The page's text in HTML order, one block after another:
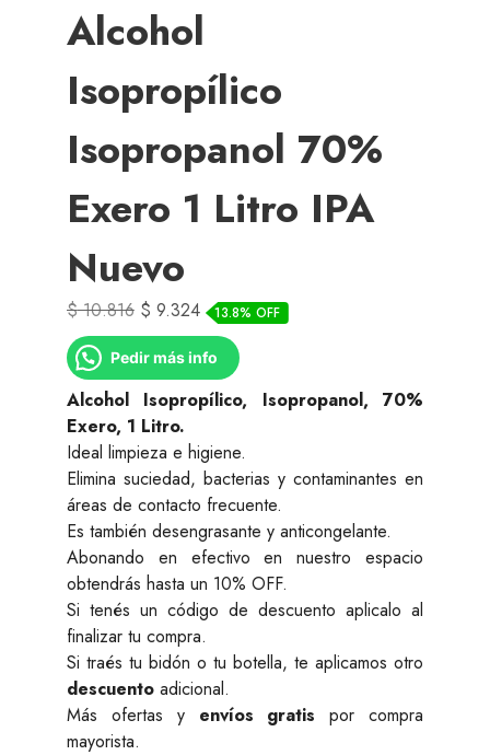
Alcohol
Isopropílico
Isopropanol 70%
Exero 1 Litro IPA
Nuevo
$10.816 El
precio
original
era:
$ 10.816.
$ 9.324El
precio
actual
es:
$ 9.324.
13.8% OFF
Pedir más info
Alcohol Isopropílico, Isopropanol, 70%
Exero, 1 Litro.
Ideal limpieza e higiene.
Elimina suciedad, bacterias y contaminantes en
áreas de contacto frecuente.
Es también desengrasante y anticongelante.
Abonando en efectivo en nuestro espacio
obtendrás hasta un 10% OFF.
Si tenés un código de descuento aplicalo al
finalizar tu compra.
Si traés tu bidón o tu botella, te aplicamos otro
descuentoadicional.
Más ofertas y envíos gratis por compra
mayorista.